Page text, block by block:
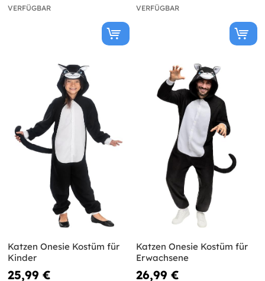
VERFÜGBAR VERFÜGBAR
Katzen Onesie Kostüm für
Kinder
25,99 €
Katzen Onesie Kostüm für
Erwachsene
26,99 €